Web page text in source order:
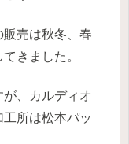
売は秋冬、春
きました。
、カルディオ
所は松本パッ